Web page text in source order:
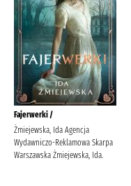
Fajerwerki /
Żmiejewska, Ida Agencja
Wydawniczo-Reklamowa Skarpa
Warszawska Żmiejewska, Ida.